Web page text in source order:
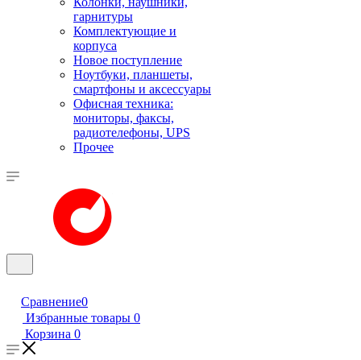
гарнитуры
Комплектующие и
корпуса
Новое поступление
Ноутбуки, планшеты,
смартфоны и аксессуары
Офисная техника:
мониторы, факсы,
радиотелефоны, UPS
Прочее
Сравнение0
Избранные товары 0
Корзина 0